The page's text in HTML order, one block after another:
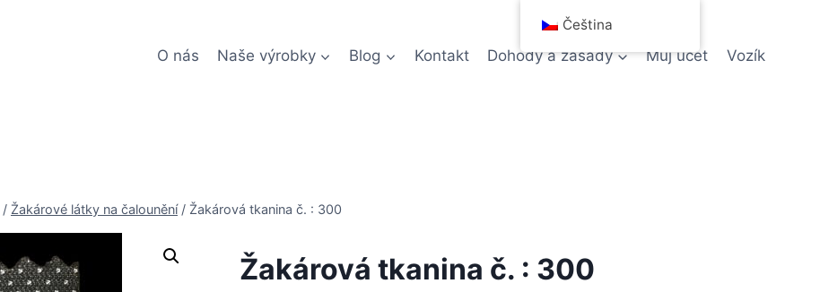
O nás Naše výrobky Blog Kontakt Dohody a zásady Můj účet Vozík
/ Žakárové látky na čalounění / Žakárová tkanina č. : 300
Žakárová tkanina č. : 300
Čeština